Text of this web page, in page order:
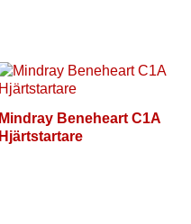
Mindray Beneheart C1A
Hjärtstartare